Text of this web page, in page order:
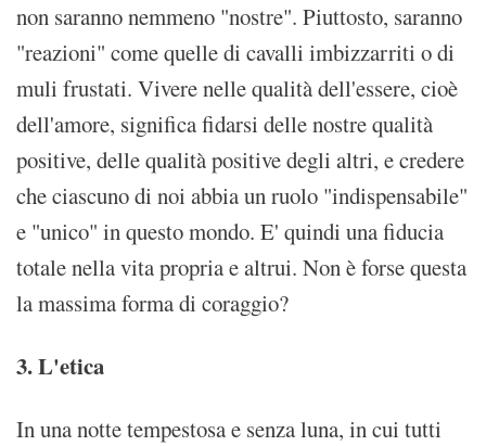
non saranno nemmeno "nostre". Piuttosto, saranno
"reazioni" come quelle di cavalli imbizzarriti o di
muli frustati. Vivere nelle qualità dell'essere, cioè
dell'amore, significa fidarsi delle nostre qualità
positive, delle qualità positive degli altri, e credere
che ciascuno di noi abbia un ruolo "indispensabile"
e "unico" in questo mondo. E' quindi una fiducia
totale nella vita propria e altrui. Non è forse questa
la massima forma di coraggio?
3. L'etica
In una notte tempestosa e senza luna, in cui tutti